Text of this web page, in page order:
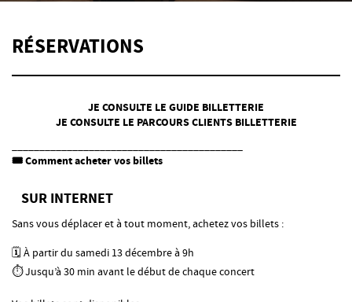
RÉSERVATIONS
JE CONSULTE LE GUIDE BILLETTERIE
JE CONSULTE LE PARCOURS CLIENTS BILLETTERIE
🎟️ Comment acheter vos billets
SUR INTERNET
Sans vous déplacer et à tout moment, achetez vos billets :
🗓️ À partir du samedi 13 décembre à 9h
⏱️ Jusqu’à 30 min avant le début de chaque concert